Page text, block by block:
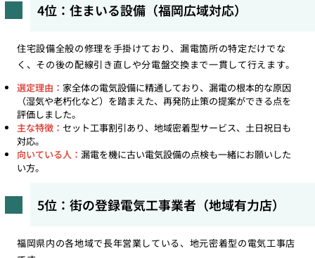
4位：住まいる設備（福岡広域対応）
住宅設備全般の修理を手掛けており、漏電箇所の特定だけでな
く、その後の配線引き直しや分電盤交換まで一貫して行えます。
選定理由： 家全体の電気設備に精通しており、漏電の根本的な原因
（湿気や老朽化など）を踏まえた、再発防止策の提案ができる点を
評価しました。
主な特徴： セット工事割引あり、地域密着型サービス、土日祝日も
対応。
向いている人： 漏電を機に古い電気設備の点検も一緒にお願いした
い方。
5位：街の登録電気工事業者（地域有力店）
福岡県内の各地域で長年営業している、地元密着型の電気工事店